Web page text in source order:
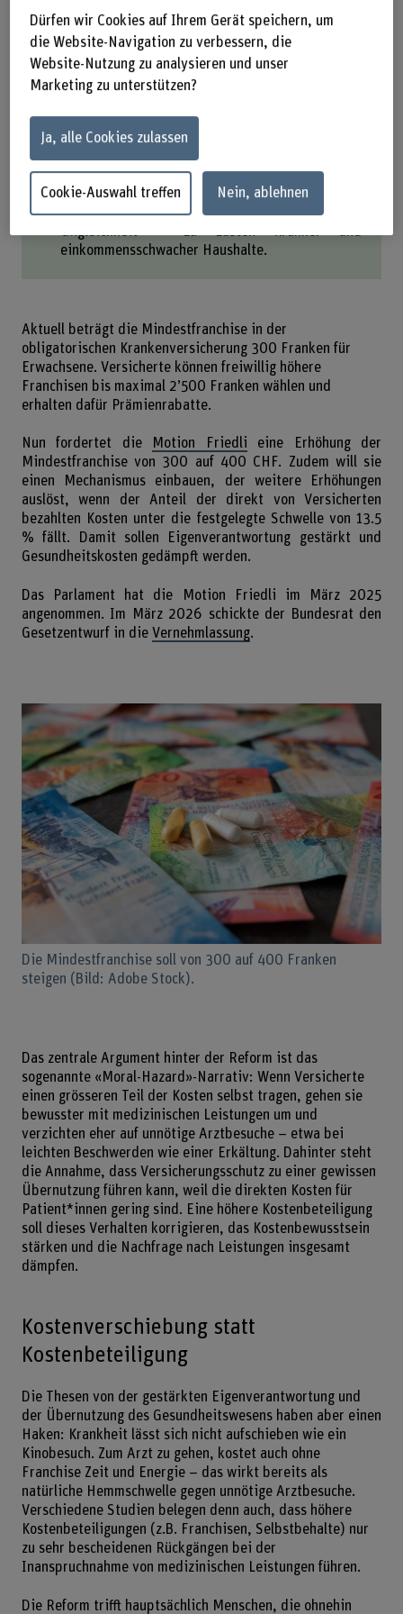
Die Mindestfranchise steigt von 300 auf 400
Franken. Ein Automatismus sorgt künftig für
weitere Erhöhungen – ohne gesetzliche
Obergrenze.
Chronisch Kranke gehen trotz höherer Franchise
zum Arzt – und zahlen einfach mehr. Gesündere
verzichten im Zweifelsfall auch auf notwendige
Die Schweiz hat bereits heute die höchsten
Selbstzahlungen bei Gesundheitsausgaben im
OECD-Vergleich. Die Reform verschärft die
einkommensschwacher Haushalte.
Aktuell beträgt die Mindestfranchise in der
obligatorischen Krankenversicherung 300 Franken für
Erwachsene. Versicherte können freiwillig höhere
Franchisen bis maximal 2’500 Franken wählen und
erhalten dafür Prämienrabatte.
Nun fordertet die Motion Friedli eine Erhöhung der
Mindestfranchise von 300 auf 400 CHF. Zudem will sie
einen Mechanismus einbauen, der weitere Erhöhungen
auslöst, wenn der Anteil der direkt von Versicherten
bezahlten Kosten unter die festgelegte Schwelle von 13.5
% fällt. Damit sollen Eigenverantwortung gestärkt und
Gesundheitskosten gedämpft werden.
Das Parlament hat die Motion Friedli im März 2025
angenommen. Im März 2026 schickte der Bundesrat den
Gesetzentwurf in die Vernehmlassung.
Die Mindestfranchise soll von 300 auf 400 Franken
steigen (Bild: Adobe Stock).
Das zentrale Argument hinter der Reform ist das
sogenannte «Moral-Hazard»-Narrativ: Wenn Versicherte
einen grösseren Teil der Kosten selbst tragen, gehen sie
bewusster mit medizinischen Leistungen um und
verzichten eher auf unnötige Arztbesuche – etwa bei
leichten Beschwerden wie einer Erkältung. Dahinter steht
die Annahme, dass Versicherungsschutz zu einer gewissen
Übernutzung führen kann, weil die direkten Kosten für
Patient*innen gering sind. Eine höhere Kostenbeteiligung
soll dieses Verhalten korrigieren, das Kostenbewusstsein
stärken und die Nachfrage nach Leistungen insgesamt
dämpfen.
Kostenverschiebung statt
Kostenbeteiligung
Die Thesen von der gestärkten Eigenverantwortung und
der Übernutzung des Gesundheitswesens haben aber einen
Haken: Krankheit lässt sich nicht aufschieben wie ein
Kinobesuch. Zum Arzt zu gehen, kostet auch ohne
Franchise Zeit und Energie – das wirkt bereits als
natürliche Hemmschwelle gegen unnötige Arztbesuche.
Verschiedene Studien belegen denn auch, dass höhere
Kostenbeteiligungen (z.B. Franchisen, Selbstbehalte) nur
zu sehr bescheidenen Rückgängen bei der
Inanspruchnahme von medizinischen Leistungen führen.
Die Reform trifft hauptsächlich Menschen, die ohnehin
Dürfen wir Cookies auf Ihrem Gerät speichern, um
die Website-Navigation zu verbessern, die
Website-Nutzung zu analysieren und unser
Marketing zu unterstützen?
Ja, alle Cookies zulassen
Cookie-Auswahl treffen Nein, ablehnen